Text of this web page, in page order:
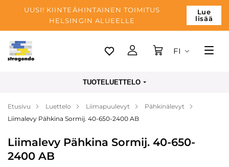
UUSI! KIINTEÄHINTAINEN TOIMITUS
HELSINGIN ALUEELLE
Lue
lisää
Tallinn
Maksu
Blogi
FI
TUOTELUETTELO
Etusivu Luettelo Liimapuulevyt
Pähkinälevyt
Liimalevy Pähkina Sormij. 40-650-2400 AB
Liimalevy Pähkina Sormij. 40-650-
2400 AB